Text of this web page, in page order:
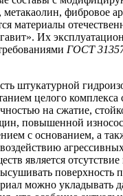
фибровое
материалы
Их
ГОСТ
штукатурной
целого комплекса
на сжатие,
повышенной
с основанием, а
является
поверхность
можно укладывать